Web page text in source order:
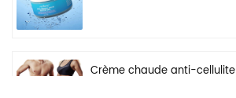
Crème chaude anti-cellulite